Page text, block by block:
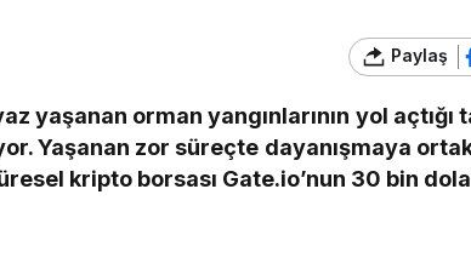
Paylaş
yaşanan orman yangınlarının yol açtığı
Yaşanan zor süreçte dayanışmaya
kripto borsası Gate.io’nun 30 bin